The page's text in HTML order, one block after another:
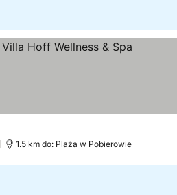
1.5 km do: Plaża w Pobierowie